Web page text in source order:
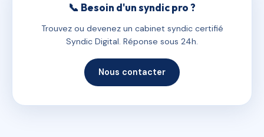
📞 Besoin d'un syndic pro ?
Trouvez ou devenez un cabinet syndic certifié
Syndic Digital. Réponse sous 24h.
Nous contacter